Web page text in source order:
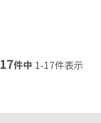
17件中 1-17件表示